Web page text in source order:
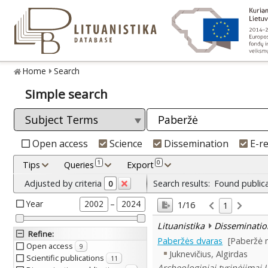
Home Search
Simple search
Open access Science Dissemination E-
Tips Queries 1 Export 0
Adjusted by criteria 0
Year 2002 – 2024
Refine:
Open access
9
Scientific publications 11
Search results: Found
1/16
1
Lituanistika
Paberžės dvaras [Paberžė
Juknevičius, Algirdas